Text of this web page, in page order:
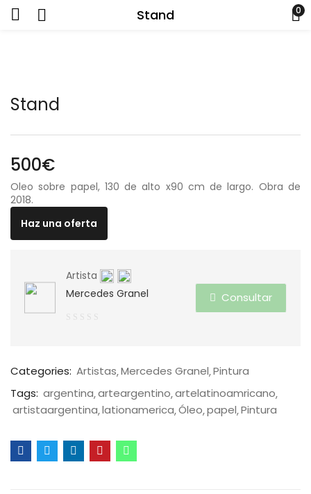
Stand 0
Stand
500€
Oleo sobre papel, 130 de alto x90 cm de largo. Obra de
2018.
Haz una oferta
Artista
Mercedes Granel
5
Consultar
Categories: Artistas Mercedes Granel Pintura
Tags: argentina arteargentino artelatinoamricano
artistaargentina lationamerica Óleo papel Pintura